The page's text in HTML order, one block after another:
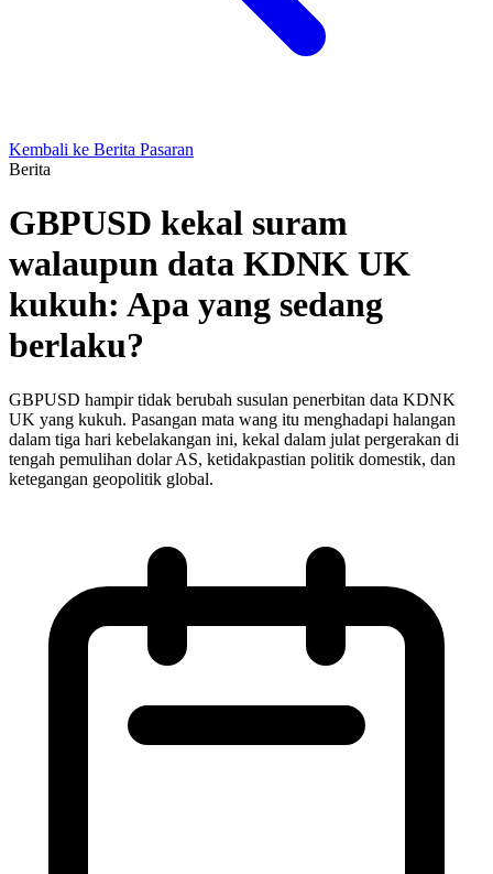
Kembali ke Berita Pasaran
Berita
GBPUSD kekal suram
walaupun data KDNK UK
kukuh: Apa yang sedang
berlaku?
GBPUSD hampir tidak berubah susulan penerbitan data KDNK
UK yang kukuh. Pasangan mata wang itu menghadapi halangan
dalam tiga hari kebelakangan ini, kekal dalam julat pergerakan di
tengah pemulihan dolar AS, ketidakpastian politik domestik, dan
ketegangan geopolitik global.